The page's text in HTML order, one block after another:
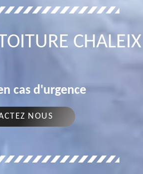
CHALEIX
cas d'urgence
NOUS